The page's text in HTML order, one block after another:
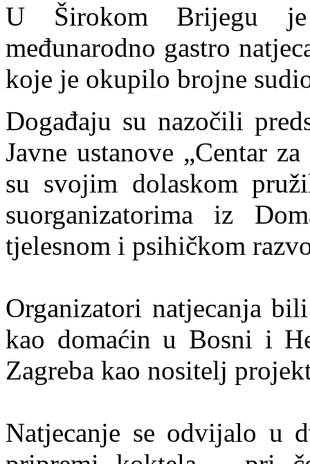
U Širokom Brijegu
međunarodno gastro
koje je okupilo brojne
Događaju su nazočili
Javne ustanove „Centar
su svojim dolaskom
suorganizatorima iz
tjelesnom i psihičkom
Organizatori natjecanja
kao domaćin u Bosni i
Zagreba kao nositelj
Natjecanje se odvijalo u